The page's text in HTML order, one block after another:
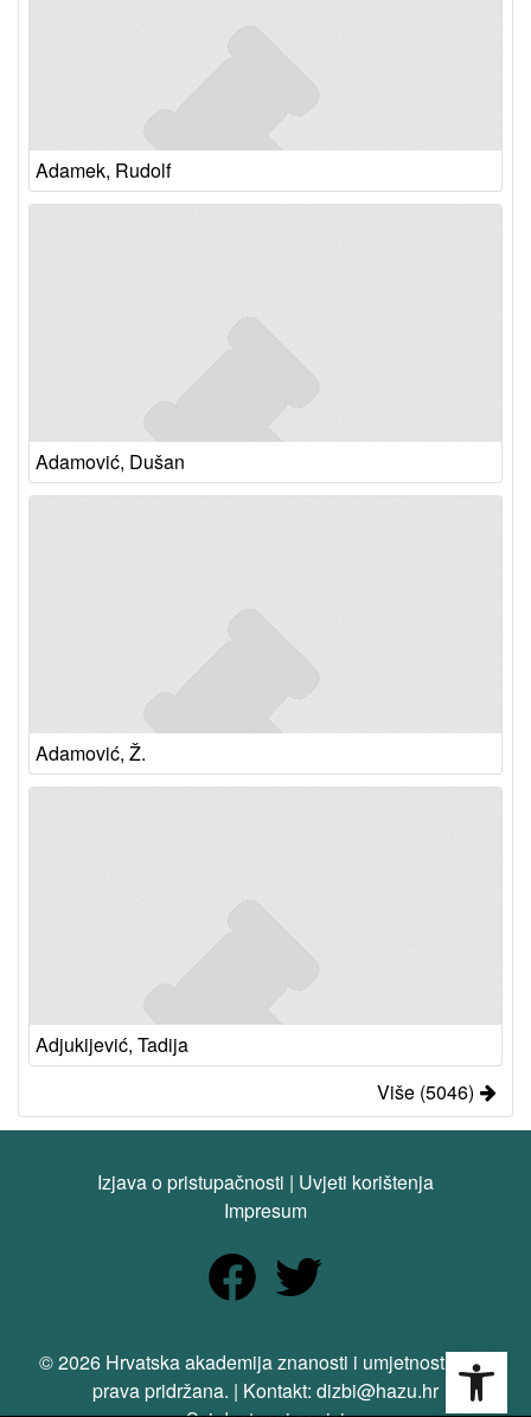
Adamek, Rudolf
Adamović, Dušan
Adamović, Ž.
Adjukijević, Tadija
Više (5046)
Izjava o pristupačnosti | Uvjeti korištenja
Impresum
© 2026 Hrvatska akademija znanosti i umjetnosti. Sva
prava pridržana. | Kontakt: dizbi@hazu.hr